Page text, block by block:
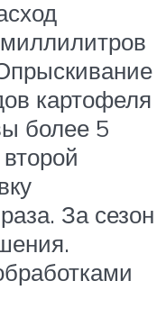
картофеля
более 5
За сезон